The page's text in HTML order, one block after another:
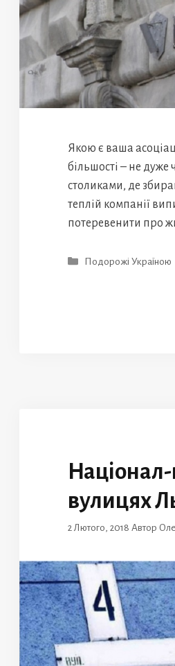
Якою є ваша
більшості – не
столиками, де
теплій компанії
потеревенити про
Категорії
Подорожі Україною
Націонал-
вулицях
2 Лютого, 2018 Автор